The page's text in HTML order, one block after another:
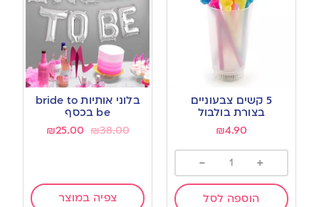
5 קשים צבעוניים
בצורת בולבול
₪4.90
+
-
הוספה לסל
בלוני אותיות bride to
be בכסף
₪38.00
₪25.00
צפיה במוצר